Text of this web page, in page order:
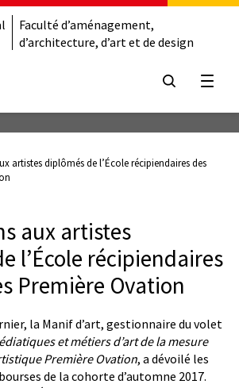
Faculté d’aménagement,
d’architecture, d’art et de design
artistes diplômés de l’École récipiendaires des
aux artistes
l’École récipiendaires
Première Ovation
la Manif d’art, gestionnaire du volet
et métiers d’art de la mesure
Première Ovation, a dévoilé les
de la cohorte d’automne 2017.